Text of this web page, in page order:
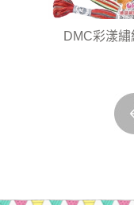
DMC彩漾繡